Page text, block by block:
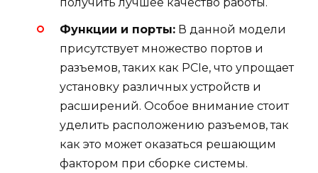
Функции и порты: В данной модели
присутствует множество портов и
разъемов, таких как PCIe, что упрощает
установку различных устройств и
расширений. Особое внимание стоит
уделить расположению разъемов, так
как это может оказаться решающим
фактором при сборке системы.